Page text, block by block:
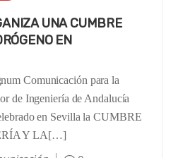
UNA CUMBRE
EN
Comunicación para la
de Ingeniería de Andalucía
en Sevilla la CUMBRE
Y LA[…]